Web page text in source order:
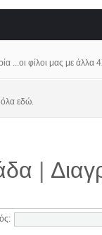
...οι φίλοι μας με άλλα
όλα εδώ.
|